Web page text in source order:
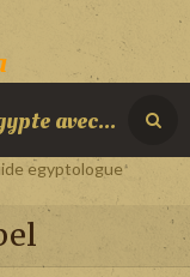
Voyage privé pas cher en Égypte avec un guide egyptologue francophone